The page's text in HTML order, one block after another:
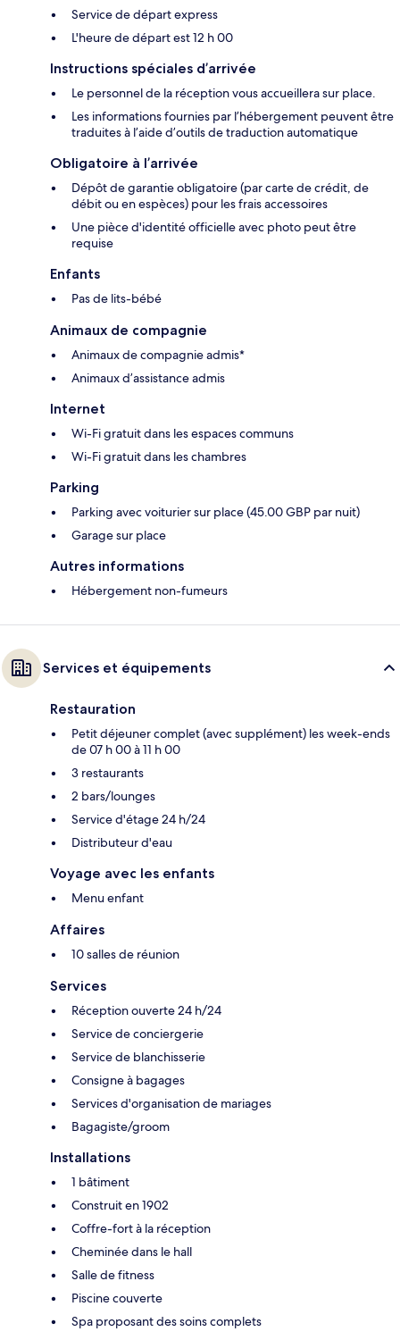
Service de départ express
L'heure de départ est 12 h 00
Instructions spéciales d’arrivée
Le personnel de la réception vous accueillera sur place.
Les informations fournies par l’hébergement peuvent être
traduites à l’aide d’outils de traduction automatique
Obligatoire à l’arrivée
Dépôt de garantie obligatoire (par carte de crédit, de
débit ou en espèces) pour les frais accessoires
Une pièce d'identité officielle avec photo peut être
requise
Enfants
Pas de lits-bébé
Animaux de compagnie
Animaux de compagnie admis*
Animaux d’assistance admis
Internet
Wi-Fi gratuit dans les espaces communs
Wi-Fi gratuit dans les chambres
Parking
Parking avec voiturier sur place (45.00 GBP par nuit)
Garage sur place
Autres informations
Hébergement non-fumeurs
Services et équipements
Restauration
Petit déjeuner complet (avec supplément) les week-ends
de 07 h 00 à 11 h 00
3 restaurants
2 bars/lounges
Service d'étage 24 h/24
Distributeur d'eau
Voyage avec les enfants
Menu enfant
Affaires
10 salles de réunion
Services
Réception ouverte 24 h/24
Service de conciergerie
Service de blanchisserie
Consigne à bagages
Services d'organisation de mariages
Bagagiste/groom
Installations
1 bâtiment
Construit en 1902
Coffre-fort à la réception
Cheminée dans le hall
Salle de fitness
Piscine couverte
Spa proposant des soins complets